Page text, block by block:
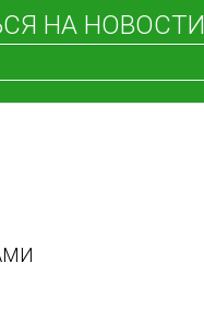
НА НОВОСТИ